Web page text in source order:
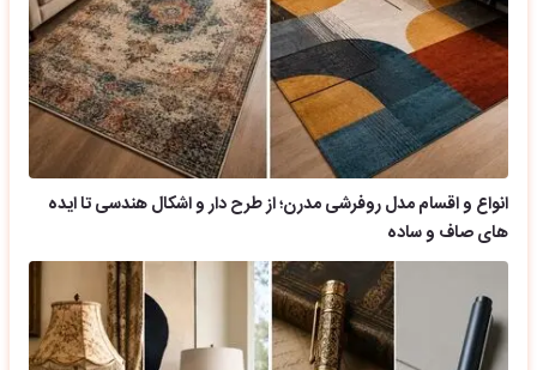
انواع و اقسام مدل روفرشی مدرن؛ از طرح دار و اشکال هندسی تا ایده
های صاف و ساده